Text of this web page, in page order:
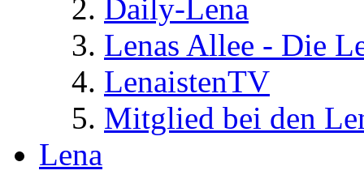
Daily-Lena
Lenas Allee - Die
LenaistenTV
Mitglied bei den
Lena